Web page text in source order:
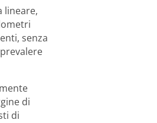
lineare,
senza
di
di